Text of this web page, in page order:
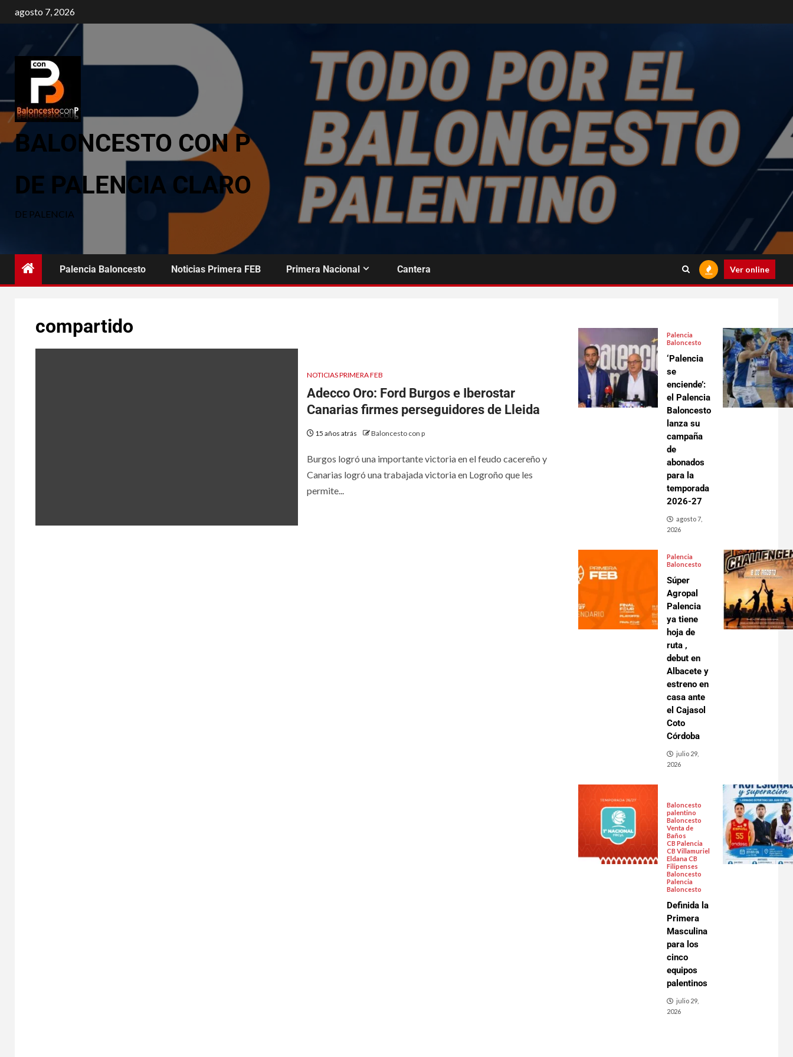
agosto 7, 2026
BALONCESTO CON P
DE PALENCIA CLARO
DE PALENCIA
Palencia Baloncesto Noticias Primera FEB Primera Nacional Cantera Ver online
compartido
NOTICIAS PRIMERA FEB
Adecco Oro: Ford Burgos e Iberostar
Canarias firmes perseguidores de Lleida
15 años atrás Baloncesto con p
Burgos logró una importante victoria en el feudo cacereño y
Canarias logró una trabajada victoria en Logroño que les
permite...
Palencia
Baloncesto
‘Palencia
se
enciende’:
el Palencia
Baloncesto
lanza su
campaña
de
abonados
para la
temporada
2026-27
agosto 7,
2026
Palencia
Baloncesto
Súper
Agropal
Palencia
ya tiene
hoja de
ruta ,
debut en
Albacete y
estreno en
casa ante
el Cajasol
Coto
Córdoba
julio 29,
2026
Baloncesto
palentino
Baloncesto
Venta de
Baños
CB Palencia
CB Villamuriel
Eldana CB
Filipenses
Baloncesto
Palencia
Baloncesto
Definida la
Primera
Masculina
para los
cinco
equipos
palentinos
julio 29,
2026